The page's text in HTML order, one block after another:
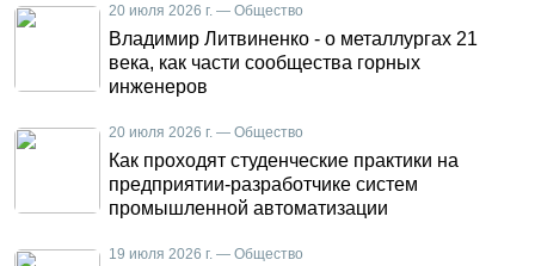
20 июля 2026 г. — Общество
Владимир Литвиненко - о металлургах 21
века, как части сообщества горных
инженеров
20 июля 2026 г. — Общество
Как проходят студенческие практики на
предприятии-разработчике систем
промышленной автоматизации
19 июля 2026 г. — Общество